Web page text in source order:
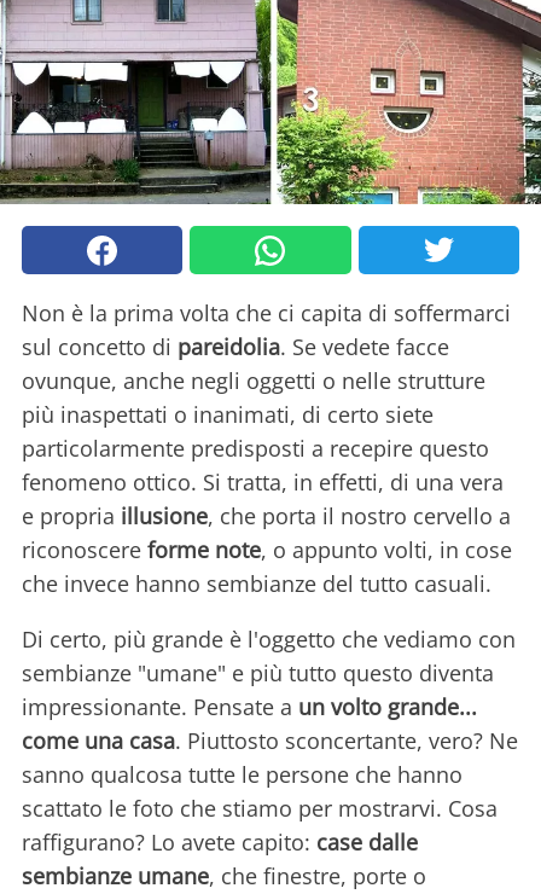
Non è la prima volta che ci capita di soffermarci
sul concetto di pareidolia. Se vedete facce
ovunque, anche negli oggetti o nelle strutture
più inaspettati o inanimati, di certo siete
particolarmente predisposti a recepire questo
fenomeno ottico. Si tratta, in effetti, di una vera
e propria illusione, che porta il nostro cervello a
riconoscere forme note, o appunto volti, in cose
che invece hanno sembianze del tutto casuali.
Di certo, più grande è l'oggetto che vediamo con
sembianze "umane" e più tutto questo diventa
impressionante. Pensate a un volto grande...
come una casa. Piuttosto sconcertante, vero? Ne
sanno qualcosa tutte le persone che hanno
scattato le foto che stiamo per mostrarvi. Cosa
raffigurano? Lo avete capito: case dalle
sembianze umane, che finestre, porte o